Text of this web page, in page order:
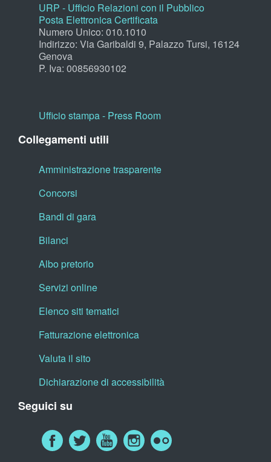
URP - Ufficio Relazioni con il Pubblico
Posta Elettronica Certificata
Numero Unico: 010.1010
Indirizzo: Via Garibaldi 9, Palazzo Tursi, 16124
Genova
P. Iva: 00856930102
Ufficio stampa - Press Room
Collegamenti utili
Amministrazione trasparente
Concorsi
Bandi di gara
Bilanci
Albo pretorio
Servizi online
Elenco siti tematici
Fatturazione elettronica
Valuta il sito
Dichiarazione di accessibilità
Seguici su